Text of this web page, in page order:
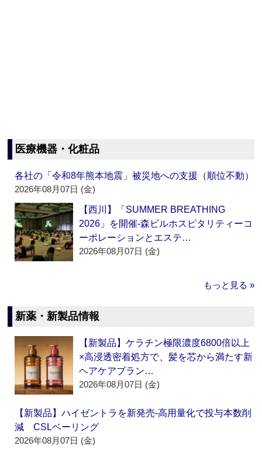
医療機器・化粧品
各社の「令和8年熊本地震」被災地への支援（順位不動）
2026年08月07日 (金)
【西川】「SUMMER BREATHING
2026」を開催‐森ビルホスピタリティーコ
ーポレーションとエステ…
2026年08月07日 (金)
もっと見る »
新薬・新製品情報
【新製品】ケラチン極限濃度6800倍以上
×高浸透密着処方で、髪を芯から満たす新
ヘアケアブラン…
2026年08月07日 (金)
【新製品】ハイゼントラを新発売‐高用量化で投与本数削
減 CSLベーリング
2026年08月07日 (金)